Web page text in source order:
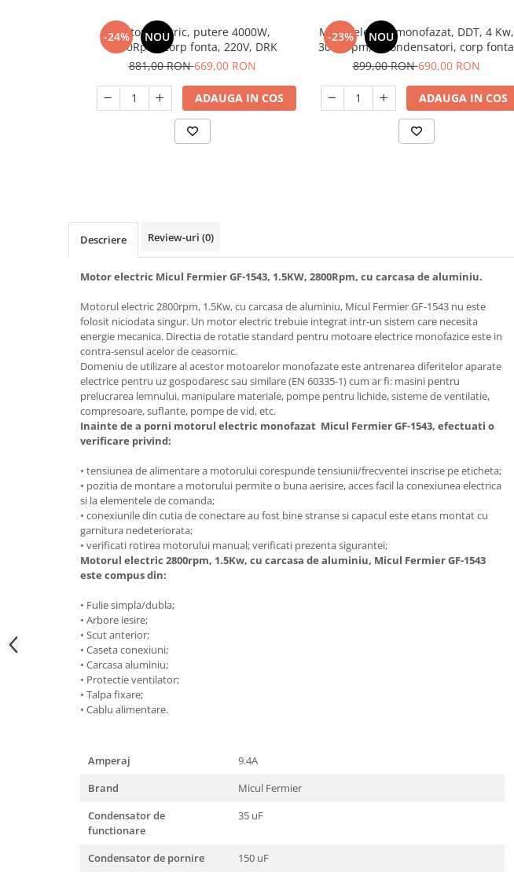
Deshidratoare carne & fructe &
Masini de tocat carne
Masini de umplut carnati
Mixere bucatarie
Prajitoare de paine
Roboti de bucatarie
Statii de calcat
Furtune & Sisteme Irigatii
Hote bucatarie
Hote cupolare
Hote incorporabile
Hote telescopice
Hote traditionale
Masini de Spalat Rufe & Uscatoare
Accesorii masini de spalat &
Masini automate de spalat rufe
Masini de spalat rufe cu uscator
Masini de spalat rufe verticale
Uscatoare de rufe
Masini de spalat vase
Pirostrii & Arzatoare
Vibratoare beton
Suflante & Aspiratoare
Taietoare de Beton & Asfalt
-24% NOU
Motor electric, putere 4000W,
3000Rpm, corp fonta, 220V, DRK
881,00 RON669,00 RON
ADAUGA IN COS
-23% NOU
Motor electric monofazat, DDT, 4 Kw,
3000 rpm, 2 condensatori, corp fonta
899,00 RON690,00 RON
ADAUGA IN COS
Descriere Review-uri (0)
Motor electric Micul Fermier GF-1543, 1.5KW, 2800Rpm, cu carcasa de aluminiu.
Motorul electric 2800rpm, 1.5Kw, cu carcasa de aluminiu, Micul Fermier GF-1543 nu este
folosit niciodata singur. Un motor electric trebuie integrat intr-un sistem care necesita
energie mecanica. Directia de rotatie standard pentru motoare electrice monofazice este in
contra-sensul acelor de ceasornic.
Domeniu de utilizare al acestor motoarelor monofazate este antrenarea diferitelor aparate
electrice pentru uz gospodaresc sau similare (EN 60335-1) cum ar fi: masini pentru
prelucrarea lemnului, manipulare materiale, pompe pentru lichide, sisteme de ventilatie,
compresoare, suflante, pompe de vid, etc.
Inainte de a porni motorul electric monofazat Micul Fermier GF-1543, efectuati o
verificare privind:
• tensiunea de alimentare a motorului corespunde tensiunii/frecventei inscrise pe eticheta;
• pozitia de montare a motorului permite o buna aerisire, acces facil la conexiunea electrica
si la elementele de comanda;
• conexiunile din cutia de conectare au fost bine stranse si capacul este etans montat cu
garnitura nedeteriorata;
• verificati rotirea motorului manual; verificati prezenta sigurantei;
Motorul electric 2800rpm, 1.5Kw, cu carcasa de aluminiu, Micul Fermier GF-1543
este compus din:
• Fulie simpla/dubla;
• Arbore iesire;
• Scut anterior;
• Caseta conexiuni;
• Carcasa aluminiu;
• Protectie ventilator;
• Talpa fixare;
• Cablu alimentare.
Amperaj
9.4A
Brand
Micul Fermier
Condensator de
functionare
35 uF
Condensator de pornire
150 uF